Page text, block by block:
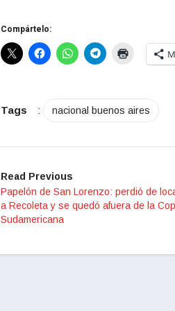
Compártelo:
Tags : nacional buenos aires
Read Previous
Papelón de San Lorenzo: perdió de
a Recoleta y se quedó afuera de la
Sudamericana